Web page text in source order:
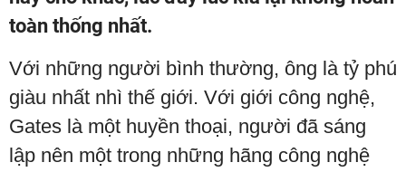
toàn thống nhất.
Với những người bình thường, ông là tỷ phú
giàu nhất nhì thế giới. Với giới công nghệ,
Gates là một huyền thoại, người đã sáng
lập nên một trong những hãng công nghệ